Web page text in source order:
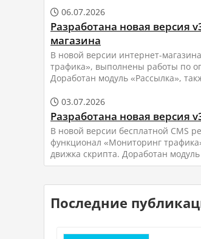
 06.07.2026
Разработана новая версия
магазина
В новой версии интернет-
трафика», выполнены работы по
Доработан модуль «Рассылка»,
 03.07.2026
Разработана новая версия
В новой версии бесплатной CMS
функционал «Мониторинг
движка скрипта. Доработан
Последние